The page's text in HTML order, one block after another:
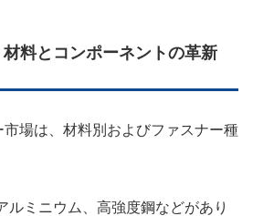
料とコンポーネントの革新
場は、材料別およびファスナー種
ルミニウム、高強度鋼などがあり